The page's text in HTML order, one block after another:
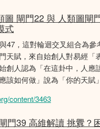
圖 閘門22 與 人類圖閘
式
47，這對輪迴交叉組合為參
天賦，來自始創人對易經「
創人認為「在這卦中，人應
該如何做」說為「你的天賦」
content/3463
門39 高維解讀 挑釁？